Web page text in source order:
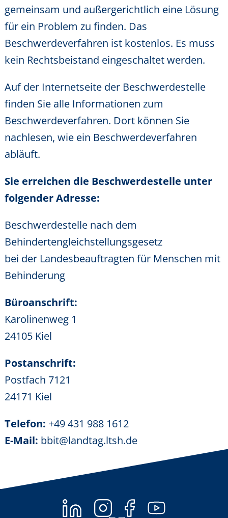
gemeinsam und außergerichtlich eine Lösung
für ein Problem zu finden. Das
Beschwerdeverfahren ist kostenlos. Es muss
kein Rechtsbeistand eingeschaltet werden.
Auf der Internetseite der Beschwerdestelle
finden Sie alle Informationen zum
Beschwerdeverfahren. Dort können Sie
nachlesen, wie ein Beschwerdeverfahren
abläuft.
Sie erreichen die Beschwerdestelle unter
folgender Adresse:
Beschwerdestelle nach dem
Behindertengleichstellungsgesetz
bei der Landesbeauftragten für Menschen mit
Behinderung
Büroanschrift:
Karolinenweg 1
24105 Kiel
Postanschrift:
Postfach 7121
24171 Kiel
Telefon: +49 431 988 1612
E-Mail: bbit@landtag.ltsh.de